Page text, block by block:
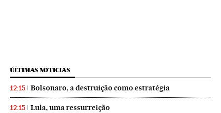
ÚLTIMAS NOTICIAS
12:15 Bolsonaro, a destruição como estratégia
12:15 Lula, uma ressurreição